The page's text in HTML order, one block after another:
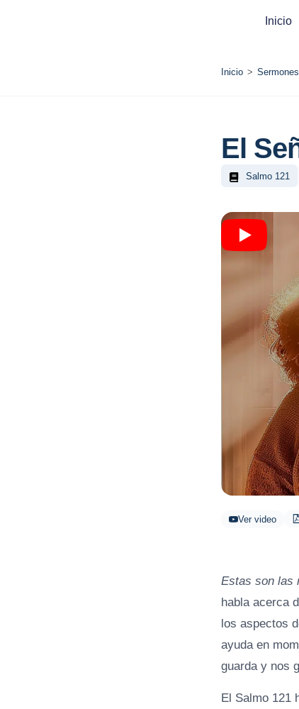
Inicio
Inicio > Sermones
El
Salmo 121
Ver video
Estas son las
habla acerca
los aspectos
ayuda en
guarda y nos
El Salmo 121